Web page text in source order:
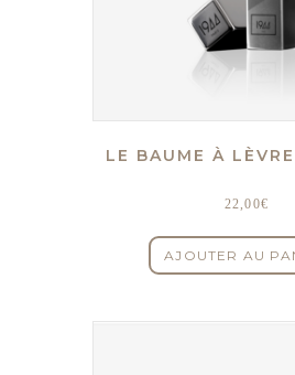
LE BAUME À
22,00€
AJOUTER AU